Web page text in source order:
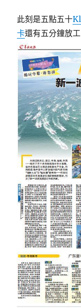
此刻是五點五十
卡還有五分鐘放工